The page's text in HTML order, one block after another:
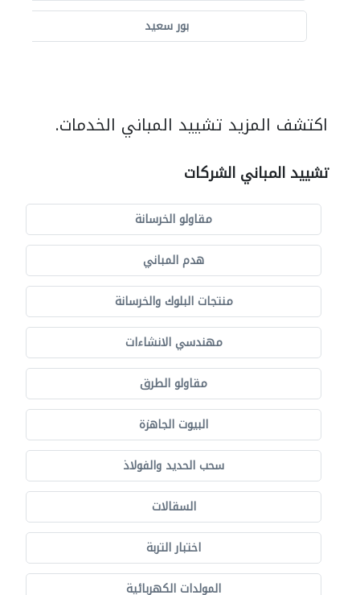
بور سعيد
اكتشف المزيد تشييد المباني الخدمات.
تشييد المباني الشركات
مقاولو الخرسانة
هدم المباني
منتجات البلوك والخرسانة
مهندسي الانشاءات
مقاولو الطرق
البيوت الجاهزة
سحب الحديد والفولاذ
السقالات
اختبار التربة
المولدات الكهربائية